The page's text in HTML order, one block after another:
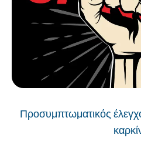
Προσυμπτωματικός